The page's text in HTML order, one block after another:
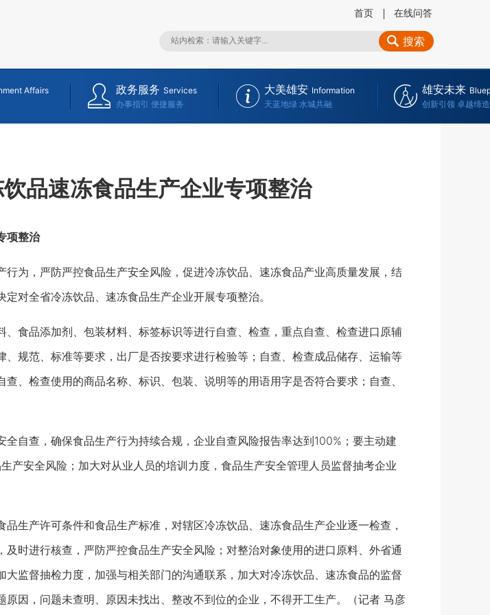
首页 在线问答
搜索
Affairs
政务服务 Services
办事指引 便捷服务
大美雄安 Information
天蓝地绿 水城共融
雄安未来
创新引领 卓越缔造
品速冻食品生产企业专项整治
项整治
为，严防严控食品生产安全风险，促进冷冻饮品、速冻食品产业高质量发展，结
对全省冷冻饮品、速冻食品生产企业开展专项整治。
食品添加剂、包装材料、标签标识等进行自查、检查，重点自查、检查进口原辅
规范、标准等要求，出厂是否按要求进行检验等；自查、检查成品储存、运输等
、检查使用的商品名称、标识、包装、说明等的用语用字是否符合要求；自查、
查，确保食品生产行为持续合规，企业自查风险报告率达到100%；要主动建
产安全风险；加大对从业人员的培训力度，食品生产安全管理人员监督抽考企业
产许可条件和食品生产标准，对辖区冷冻饮品、速冻食品生产企业逐一检查，
时进行核查，严防严控食品生产安全风险；对整治对象使用的进口原料、外省通
监督抽检力度，加强与相关部门的沟通联系，加大对冷冻饮品、速冻食品的监督
因，问题未查明、原因未找出、整改不到位的企业，不得开工生产。（记者 马彦